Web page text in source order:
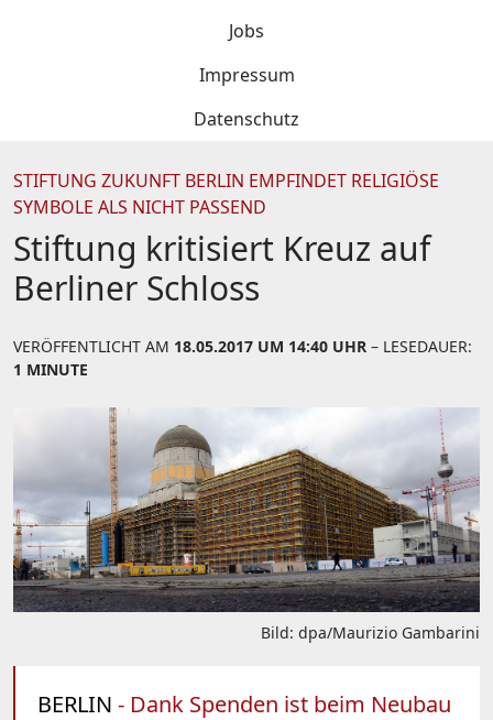
Jobs
Impressum
Datenschutz
STIFTUNG ZUKUNFT BERLIN EMPFINDET RELIGIÖSE
SYMBOLE ALS NICHT PASSEND
Stiftung kritisiert Kreuz auf
Berliner Schloss
VERÖFFENTLICHT AM 18.05.2017 UM 14:40 UHR – LESEDAUER:
1 MINUTE
Bild: dpa/Maurizio Gambarini
BERLIN - Dank Spenden ist beim Neubau